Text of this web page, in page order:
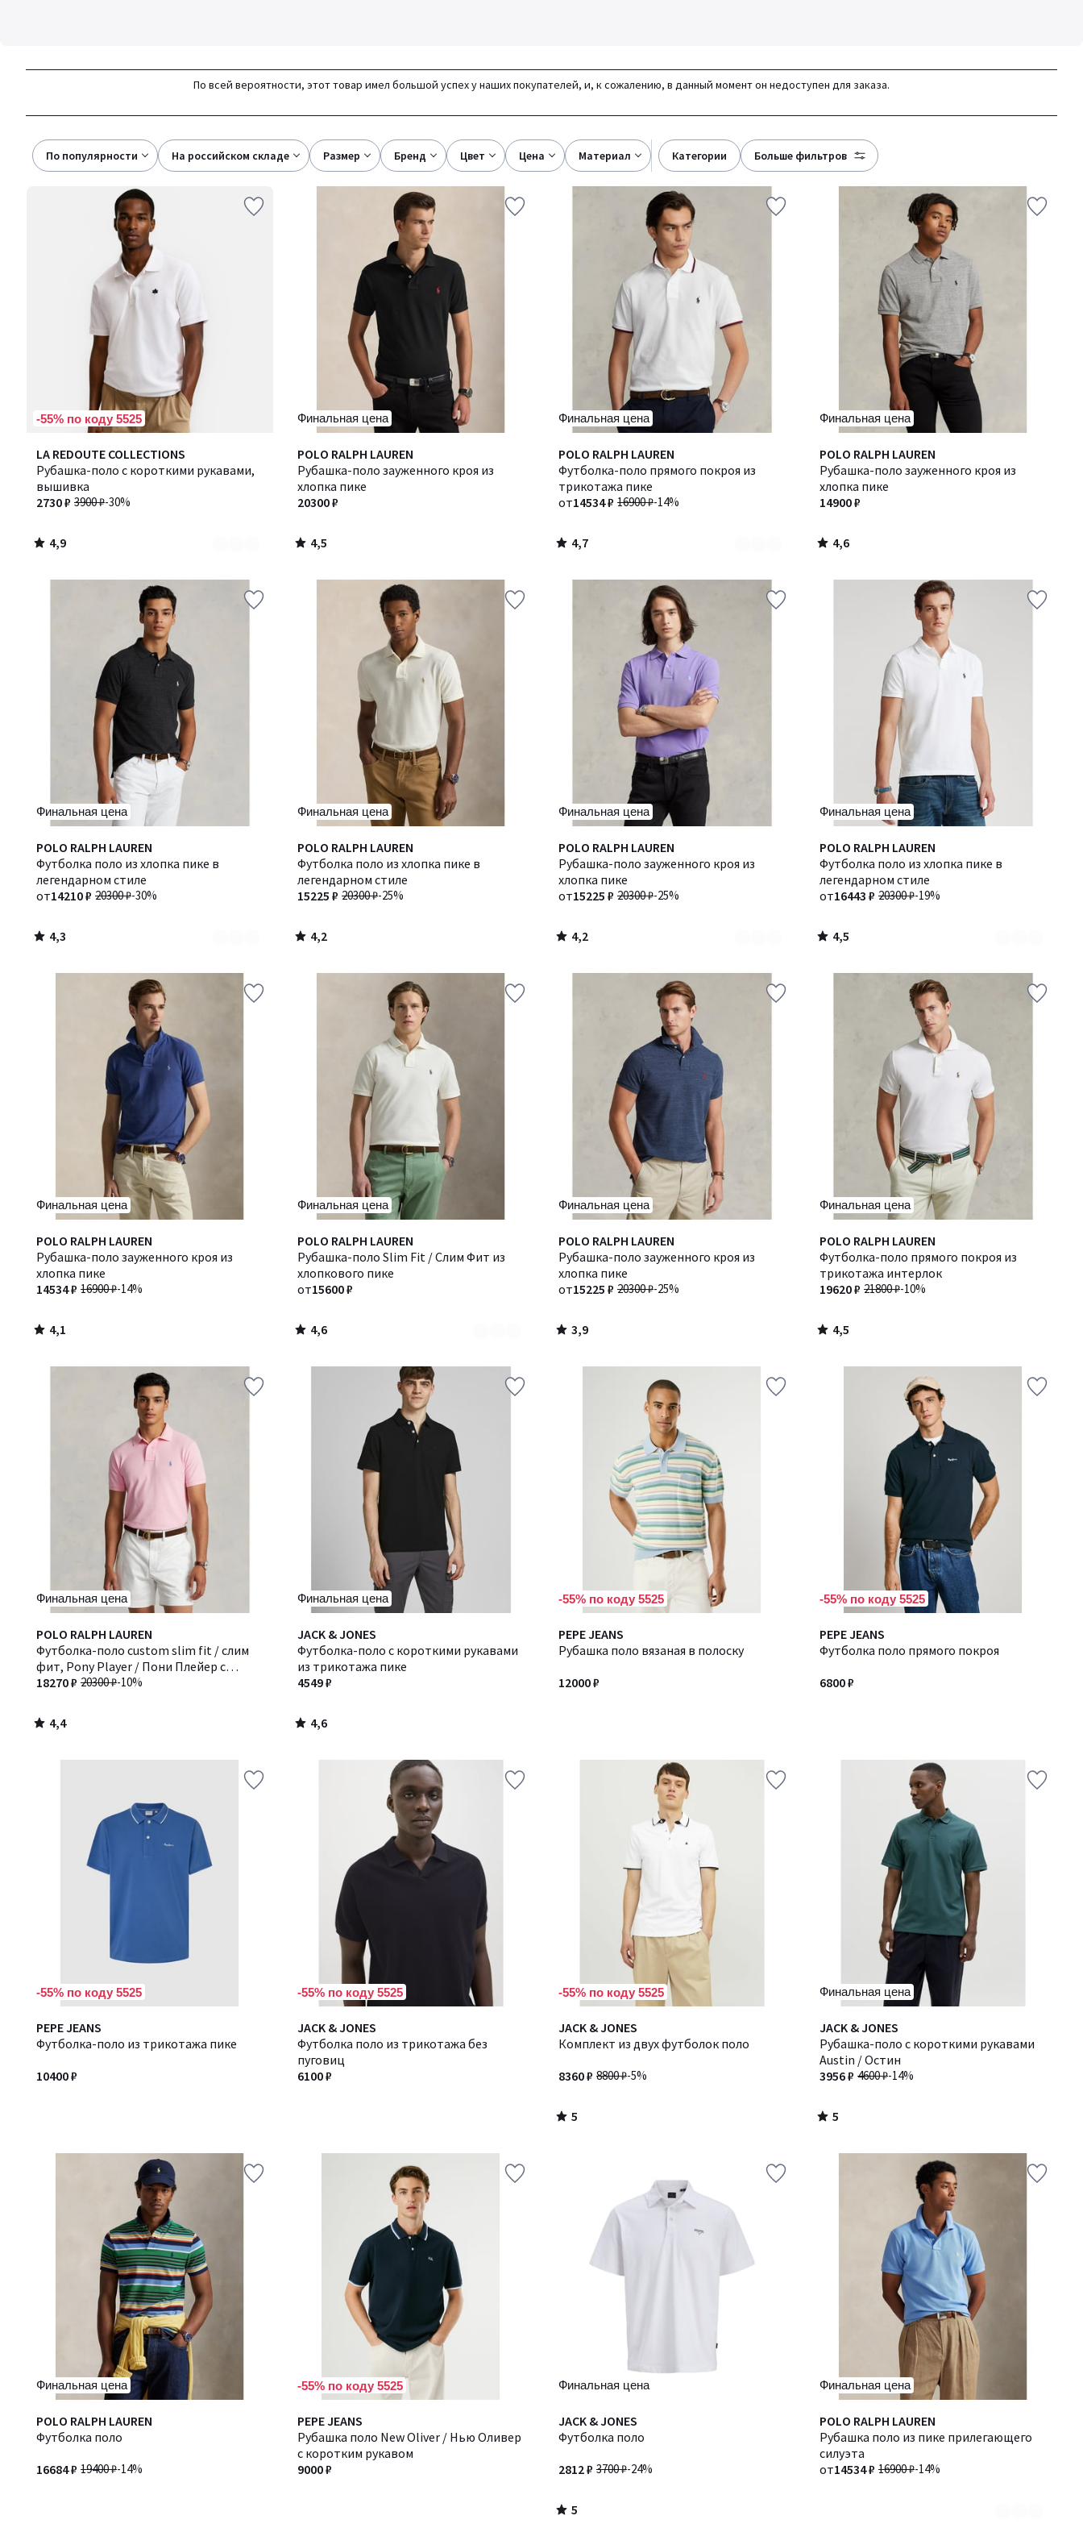
По всей вероятности, этот товар имел большой успех у наших покупателей, и, к сожалению, в данный момент он недоступен для заказа.
По популярности на российском складе размер бренд цвет цена материал категории больше фильтров
-55% по коду 5525
LA REDOUTE COLLECTIONS
Рубашка-поло с короткими рукавами,
вышивка
3900 ₽-30%
2730 ₽
4,9
/ 5
Количество
цветов:
2
4,9
/
Финальная цена
POLO RALPH LAUREN
Рубашка-поло зауженного кроя из
хлопка пике
20300 ₽
4,5
/ 5
4,5
/
Финальная цена
POLO RALPH LAUREN
Футболка-поло прямого покроя из
трикотажа пике
16900 ₽-14%
от14534 ₽
4,7
/ 5
Количество
цветов:
4
4,7
/
Финальная цена
POLO RALPH LAUREN
Рубашка-поло зауженного кроя из
хлопка пике
14900 ₽
4,6
/ 5
4,6
/
Финальная цена
POLO RALPH LAUREN
Футболка поло из хлопка пике в
легендарном стиле
20300 ₽-30%
от14210 ₽
4,3
/ 5
Количество
цветов:
2
4,3
/
Финальная цена
POLO RALPH LAUREN
Футболка поло из хлопка пике в
легендарном стиле
20300 ₽-25%
15225 ₽
4,2
/ 5
4,2
/
Финальная цена
POLO RALPH LAUREN
Рубашка-поло зауженного кроя из
хлопка пике
20300 ₽-25%
от15225 ₽
4,2
/ 5
Количество
цветов:
4
4,2
/
Финальная цена
POLO RALPH LAUREN
Футболка поло из хлопка пике в
легендарном стиле
20300 ₽-19%
от16443 ₽
4,5
/ 5
Количество
цветов:
4
4,5
/
Финальная цена
POLO RALPH LAUREN
Рубашка-поло зауженного кроя из
хлопка пике
16900 ₽-14%
14534 ₽
4,1
/ 5
4,1
/
Финальная цена
POLO RALPH LAUREN
Рубашка-поло Slim Fit / Слим Фит из
хлопкового пике
от15600 ₽
4,6
/ 5
Количество
цветов:
2
4,6
/
Финальная цена
POLO RALPH LAUREN
Рубашка-поло зауженного кроя из
хлопка пике
20300 ₽-25%
от15225 ₽
3,9
/ 5
3,9
/
Финальная цена
POLO RALPH LAUREN
Футболка-поло прямого покроя из
трикотажа интерлок
21800 ₽-10%
19620 ₽
4,5
/ 5
4,5
/
Финальная цена
POLO RALPH LAUREN
Футболка-поло custom slim fit / слим
фит, Pony Player / Пони Плейер с
вышивкой20300 ₽-10%
18270 ₽
4,4
/ 5
4,4
/
Финальная цена
JACK & JONES
Футболка-поло с короткими рукавами
из трикотажа пике
4549 ₽
4,6
/ 5
4,6
/
-55% по коду 5525
PEPE JEANS
Рубашка поло вязаная в полоску
12000 ₽
-55% по коду 5525
PEPE JEANS
Футболка поло прямого покроя
6800 ₽
-55% по коду 5525
PEPE JEANS
Футболка-поло из трикотажа пике
10400 ₽
-55% по коду 5525
JACK & JONES
Футболка поло из трикотажа без
пуговиц
6100 ₽
-55% по коду 5525
JACK & JONES
Комплект из двух футболок поло
8800 ₽-5%
8360 ₽
5
/
5
/
Финальная цена
JACK & JONES
Рубашка-поло с короткими рукавами
Austin / Остин
4600 ₽-14%
3956 ₽
5
/
5
5
/
Финальная цена
POLO RALPH LAUREN
Футболка поло
19400 ₽-14%
16684 ₽
-55% по коду 5525
PEPE JEANS
Рубашка поло New Oliver / Нью Оливер
с коротким рукавом
9000 ₽
Финальная цена
JACK & JONES
Футболка поло
3700 ₽-24%
2812 ₽
5
/
5
/
Финальная цена
POLO RALPH LAUREN
Рубашка поло из пике прилегающего
силуэта
16900 ₽-14%
от14534 ₽
Количество
цветов:
2